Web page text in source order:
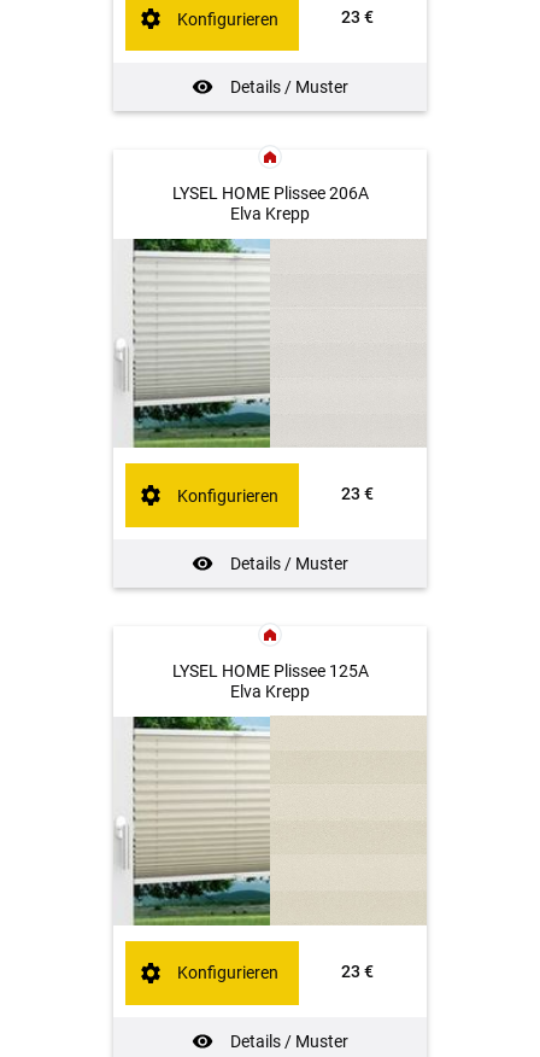
23 €
Details / Muster
Konfigurieren
LYSEL HOME Plissee 206A
Elva Krepp
23 €
Details / Muster
Konfigurieren
LYSEL HOME Plissee 125A
Elva Krepp
23 €
Details / Muster
Konfigurieren